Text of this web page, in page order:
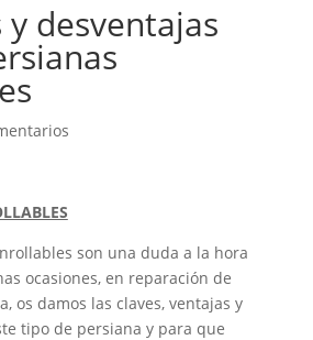
desventajas
son una duda a la hora
ocasiones, en reparación de
os damos las claves, ventajas y
tipo de persiana y para que